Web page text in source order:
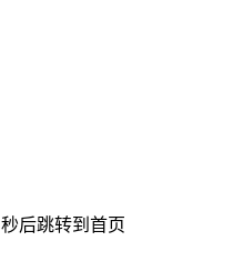
秒后跳转到首页